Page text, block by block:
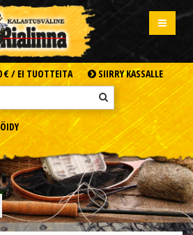
€ / EI TUOTTEITA SIIRRY KASSALLE